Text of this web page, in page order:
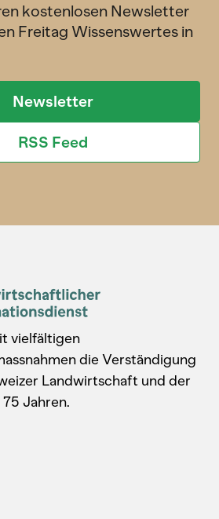
kostenlosen Newsletter
Freitag Wissenswertes in
Newsletter
RSS Feed
vielfältigen
die Verständigung
Landwirtschaft und der
Jahren.